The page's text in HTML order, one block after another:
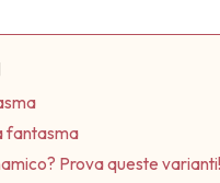
fantasma
Prova queste varianti!